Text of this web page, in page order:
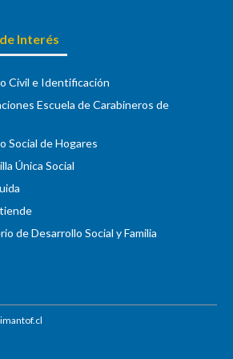
Interés
Civil e Identificación
Escuela de Carabineros de
Social de Hogares
Única Social
de Desarrollo Social y Familia